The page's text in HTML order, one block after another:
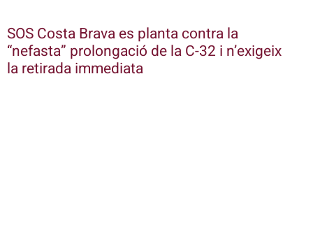
SOS Costa Brava es planta contra la
“nefasta” prolongació de la C-32 i n’exigeix
la retirada immediata